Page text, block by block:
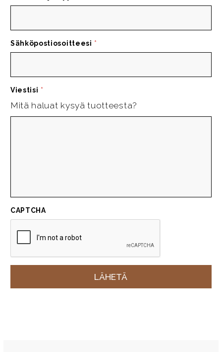
Sähköpostiosoitteesi *
Viestisi *
Mitä haluat kysyä tuotteesta?
CAPTCHA